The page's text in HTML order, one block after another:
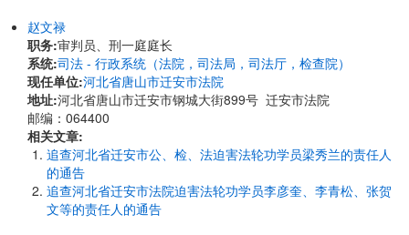
赵文禄
职务:审判员、刑一庭庭长
系统:司法 - 行政系统（法院，司法局，司法厅，检查院）
现任单位:河北省唐山市迁安市法院
地址:河北省唐山市迁安市钢城大街899号 迁安市法院
邮编：064400
相关文章:
追查河北省迁安市公、检、法迫害法轮功学员梁秀兰的责任人
的通告
追查河北省迁安市法院迫害法轮功学员李彦奎、李青松、张贺
文等的责任人的通告